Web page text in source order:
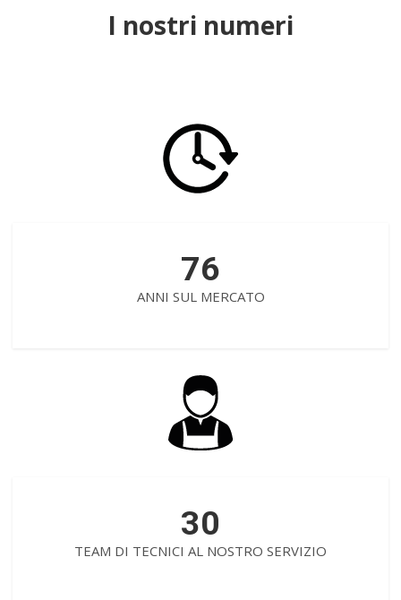
I nostri numeri
76
ANNI SUL MERCATO
30
TEAM DI TECNICI AL NOSTRO SERVIZIO